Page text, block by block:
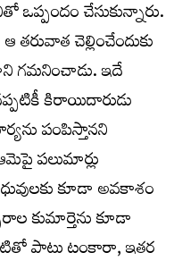
చేసుకున్నారు.
చెల్లించేందుకు
గమనించాడు. ఇదే
కిరాయిదారుడు
పంపిస్తానని
పలుమార్లు
కూడా అవకాశం
కుమార్తెను కూడా
పాటు టంకారా, ఇతర